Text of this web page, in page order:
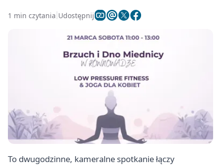
1 min czytania Udostępnij
To dwugodzinne, kameralne spotkanie łączy